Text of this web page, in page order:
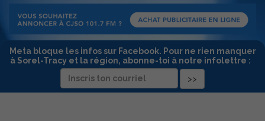
:
Meta bloque les infos sur Facebook. Pour ne rien manquer
à Sorel-Tracy et la région, abonne-toi à notre infolettre :